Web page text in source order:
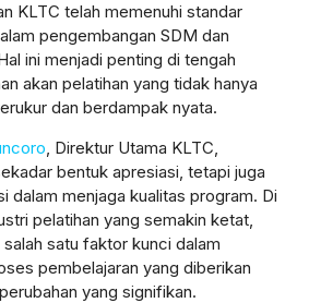
lensabidik.com
KLTC telah memenuhi standar
pengembangan SDM dan
ini menjadi penting di tengah
akan pelatihan yang tidak hanya
dan berdampak nyata.
, Direktur Utama KLTC,
bentuk apresiasi, tetapi juga
dalam menjaga kualitas program. Di
pelatihan yang semakin ketat,
satu faktor kunci dalam
pembelajaran yang diberikan
yang signifikan.